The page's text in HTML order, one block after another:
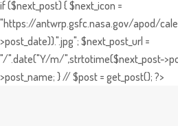
if ($next_post) { $next_icon =
"https://antwrp.gsfc.nasa.gov/apod/
>post_date)).".jpg"; $next_post_url =
"/".date("Y/m/",strtotime($next_post-
>post_name; } // $post = get_post(); ?>